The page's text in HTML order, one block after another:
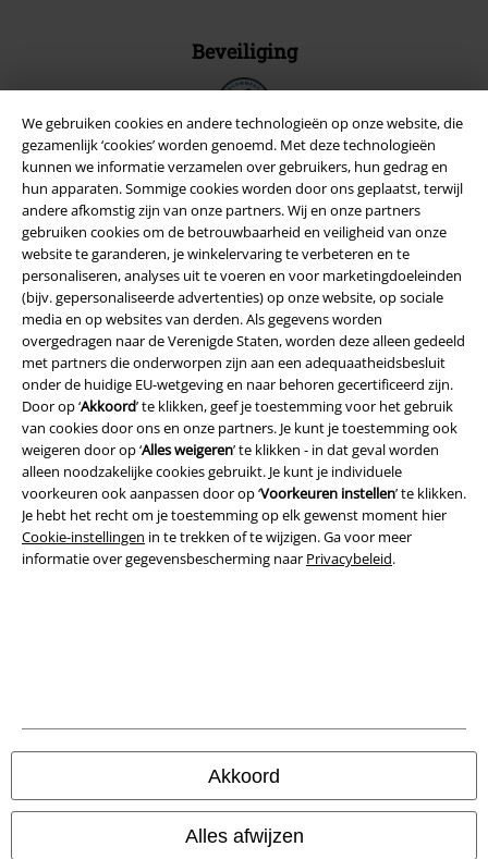
We gebruiken cookies en andere technologieën op onze website, die
gezamenlijk ‘cookies’ worden genoemd. Met deze technologieën
kunnen we informatie verzamelen over gebruikers, hun gedrag en
hun apparaten. Sommige cookies worden door ons geplaatst, terwijl
andere afkomstig zijn van onze partners. Wij en onze partners
gebruiken cookies om de betrouwbaarheid en veiligheid van onze
website te garanderen, je winkelervaring te verbeteren en te
personaliseren, analyses uit te voeren en voor marketingdoeleinden
(bijv. gepersonaliseerde advertenties) op onze website, op sociale
media en op websites van derden. Als gegevens worden
overgedragen naar de Verenigde Staten, worden deze alleen gedeeld
met partners die onderworpen zijn aan een adequaatheidsbesluit
onder de huidige EU-wetgeving en naar behoren gecertificeerd zijn.
Door op ‘Akkoord’ te klikken, geef je toestemming voor het gebruik
van cookies door ons en onze partners. Je kunt je toestemming ook
weigeren door op ‘Alles weigeren’ te klikken - in dat geval worden
alleen noodzakelijke cookies gebruikt. Je kunt je individuele
voorkeuren ook aanpassen door op ‘Voorkeuren instellen’ te klikken.
Je hebt het recht om je toestemming op elk gewenst moment hier
Cookie-instellingen in te trekken of te wijzigen. Ga voor meer
informatie over gegevensbescherming naar Privacybeleid.
Akkoord
Alles afwijzen
Beveiliging
Legal
Algemene Voorwaarden
Bedrijfsgegevens
Privacyverklaring
Verklaring van conformiteit
Alle prijzen incl.wettelijke BTW
© 1986-2026 Large Popmerchandising BV